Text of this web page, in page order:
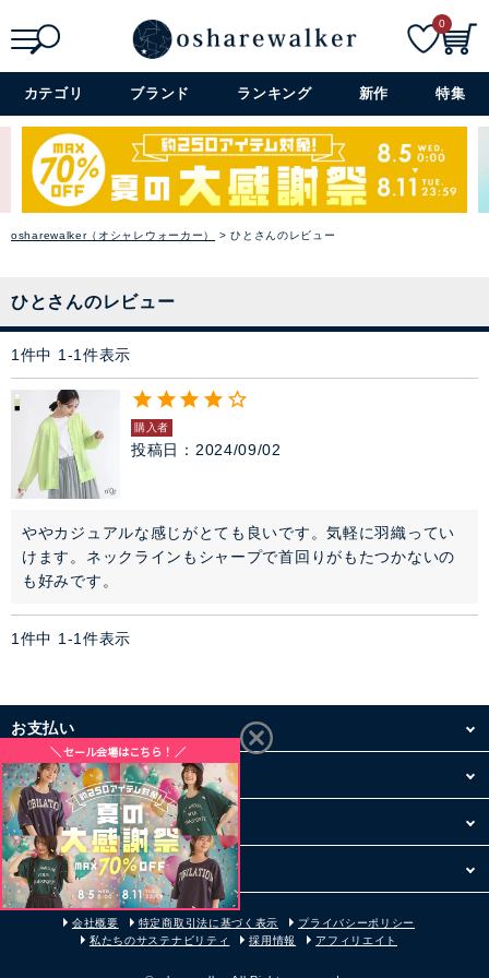
詳細検索+
0
カテゴリ ブランド ランキング 新作 特集
パーカー
スウェット
ベスト
カーディガン
パンツ
スカート
ワンピース
ぺチコート
アウター
コーデセット・セットアイテム
シューズ
バッグ
アクセサリー
ファッション雑貨
セレモニー・オケージョン
アイテム特集
バイヤーおすすめのセレクシ
ョン
良さを大切に、オシャレウォー
閉じる
osharewalker（オシャレウォーカー） ひとさんのレビュー
ひとさんのレビュー
1 件中 1 -1 件表示
購入者
投稿日 2024/09/02
ややカジュアルな感じがとても良いです。気軽に羽織ってい
けます。ネックラインもシャープで首回りがもたつかないの
も好みです。
1 件中 1 -1 件表示
お支払い
配送・送料
お買い物について
その他
会社概要 特定商取引法に基づく表示
プライバシーポリシー
私たちのサステナビリティ
採用情報 アフィリエイト